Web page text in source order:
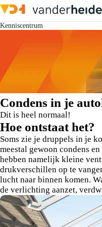
Kenniscentrum
Condens in je
Dit is heel normaal!
Hoe ontstaat het?
Soms zie je druppels in je
meestal gewoon condens
hebben namelijk kleine
drukverschillen op te
lucht naar binnen komen.
de verlichting aanzet,